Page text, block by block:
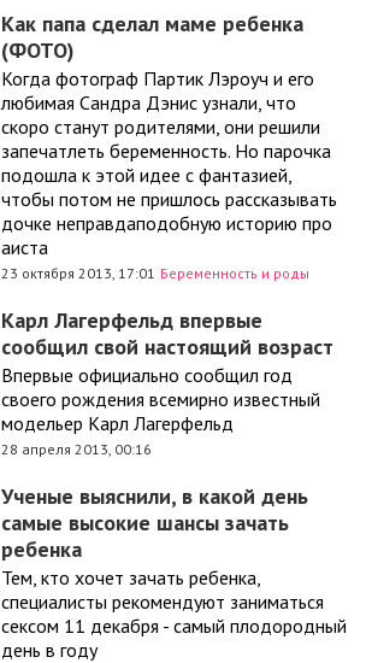
Как папа сделал маме ребенка
(ФОТО)
Когда фотограф Партик Лэроуч и его
любимая Сандра Дэнис узнали, что
скоро станут родителями, они решили
запечатлеть беременность. Но парочка
подошла к этой идее с фантазией,
чтобы потом не пришлось рассказывать
дочке неправдаподобную историю про
аиста
23 октября 2013, 17:01 Беременность и роды
Карл Лагерфельд впервые
сообщил свой настоящий возраст
Впервые официально сообщил год
своего рождения всемирно известный
модельер Карл Лагерфельд
28 апреля 2013, 00:16
Ученые выяснили, в какой день
самые высокие шансы зачать
ребенка
Тем, кто хочет зачать ребенка,
специалисты рекомендуют заниматься
сексом 11 декабря - самый плодородный
день в году